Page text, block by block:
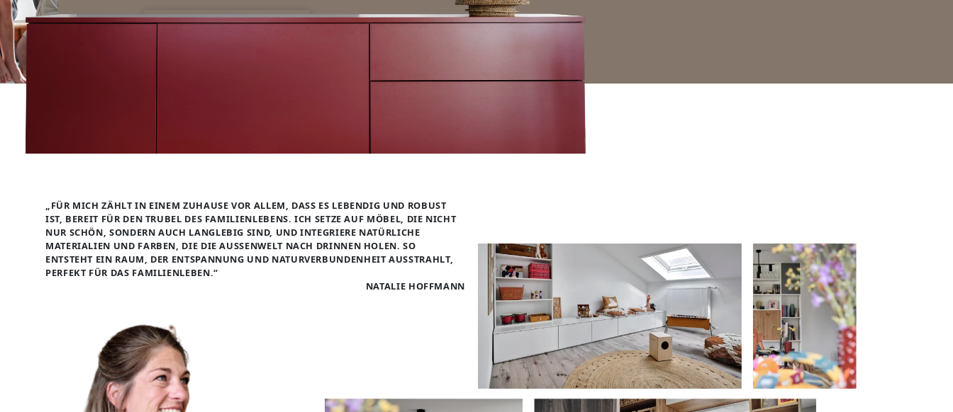
JeTZT KONFIGURIEREN
„FÜR MICH ZÄHLT IN EINEM ZUHAUSE VOR ALLEM, DASS ES LEBENDIG UND ROBUST
IST, BEREIT FÜR DEN TRUBEL DES FAMILIENLEBENS. ICH SETZE AUF MÖBEL, DIE NICHT
NUR SCHÖN, SONDERN AUCH LANGLEBIG SIND, UND INTEGRIERE NATÜRLICHE
MATERIALIEN UND FARBEN, DIE DIE AUSSENWELT NACH DRINNEN HOLEN. SO E
NTSTEHT EIN RAUM, DER ENTSPANNUNG UND NATURVERBUNDENHEIT AUSSTRAHLT, P
ERFEKT FÜR DAS FAMILIENLEBEN.“
NATALIE HOFFMANN
SIDEBOARDS
KOMMODEN
LOWBOARDS
TV-MÖBEL
FLURMÖBEL
ECKLÖSUNGEN
SCHIEBETÜREN & SCHIEBETÜRSCHRÄNKE
ALLE ANZEIGEN